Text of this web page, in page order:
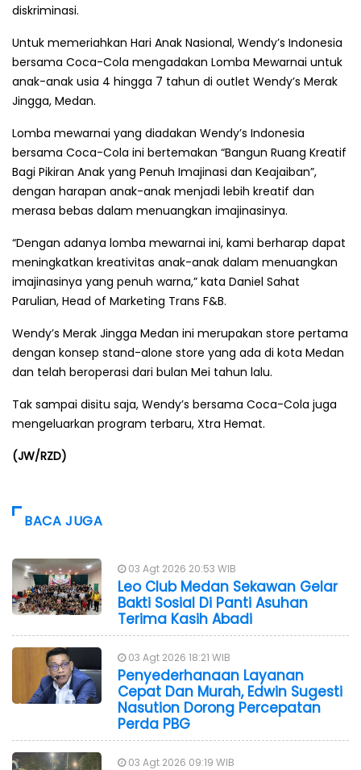
diskriminasi.
Untuk memeriahkan Hari Anak Nasional, Wendy’s Indonesia
bersama Coca-Cola mengadakan Lomba Mewarnai untuk
anak-anak usia 4 hingga 7 tahun di outlet Wendy’s Merak
Jingga, Medan.
Lomba mewarnai yang diadakan Wendy’s Indonesia
bersama Coca-Cola ini bertemakan “Bangun Ruang Kreatif
Bagi Pikiran Anak yang Penuh Imajinasi dan Keajaiban”,
dengan harapan anak-anak menjadi lebih kreatif dan
merasa bebas dalam menuangkan imajinasinya.
“Dengan adanya lomba mewarnai ini, kami berharap dapat
meningkatkan kreativitas anak-anak dalam menuangkan
imajinasinya yang penuh warna,” kata Daniel Sahat
Parulian, Head of Marketing Trans F&B.
Wendy’s Merak Jingga Medan ini merupakan store pertama
dengan konsep stand-alone store yang ada di kota Medan
dan telah beroperasi dari bulan Mei tahun lalu.
Tak sampai disitu saja, Wendy’s bersama Coca-Cola juga
mengeluarkan program terbaru, Xtra Hemat.
(JW/RZD)
BACA JUGA
03 Agt 2026 20:53 WIB
Leo Club Medan Sekawan Gelar
Bakti Sosial Di Panti Asuhan
Terima Kasih Abadi
03 Agt 2026 18:21 WIB
Penyederhanaan Layanan
Cepat Dan Murah, Edwin Sugesti
Nasution Dorong Percepatan
Perda PBG
03 Agt 2026 09:19 WIB